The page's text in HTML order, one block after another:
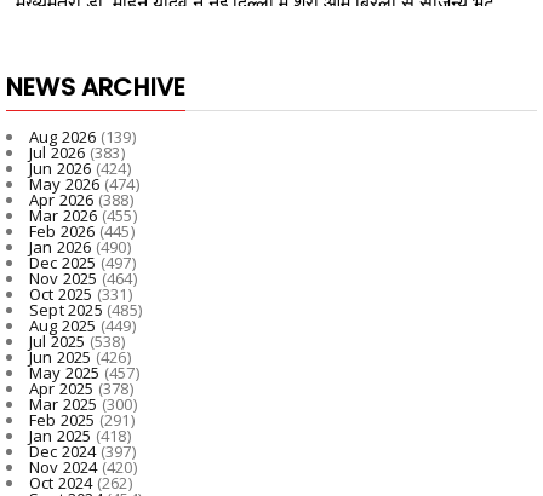
NEWS ARCHIVE
Aug 2026 (139)
Jul 2026 (383)
Jun 2026(424)
May 2026(474)
Apr 2026 (388)
Mar 2026(455)
Feb 2026 (445)
Jan 2026 (490)
Dec 2025(497)
Nov 2025 (464)
Oct 2025 (331)
Sept 2025 (485)
Aug 2025 (449)
Jul 2025 (538)
Jun 2025(426)
May 2025(457)
Apr 2025 (378)
Mar 2025 (300)
Feb 2025 (291)
Jan 2025 (418)
Dec 2024(397)
Nov 2024(420)
Oct 2024(262)